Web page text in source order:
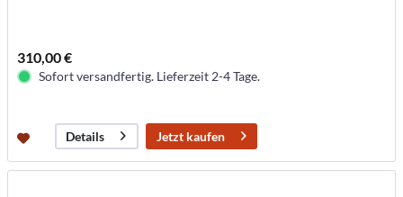
310,00 €
Sofort versandfertig. Lieferzeit 2-4 Tage.
Details Jetzt kaufen